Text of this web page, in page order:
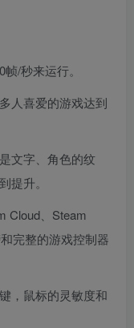
/秒来运行。
人喜爱的游戏达到
文字、角色的纹
提升。
Cloud、Steam
完整的游戏控制器
，鼠标的灵敏度和